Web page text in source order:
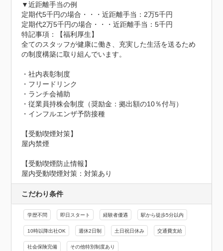
▼近距離手当の例
定期代5千円の場合・・・近距離手当：2万5千円
定期代2万5千円の場合・・・近距離手当：5千円
特記事項：【福利厚生】
全てのスタッフが健康に働き、充実した生活を送るため
の制度構築に取り組んでいます。
・社内表彰制度
・フリードリンク
・ランチ会補助
・従業員持株会制度（奨励金：拠出額の10％付与）
・インフルエンザ予防接種
【受動喫煙対策】
屋内禁煙
【受動喫煙防止情報】
屋内受動喫煙対策：対策あり
こだわり条件
学歴不問 即日スタート 経験者優遇 駅から徒歩5分以内
10時以降出社OK 週休2日制 土日祝日休み 交通費支給
社会保険完備 その他特別制度あり